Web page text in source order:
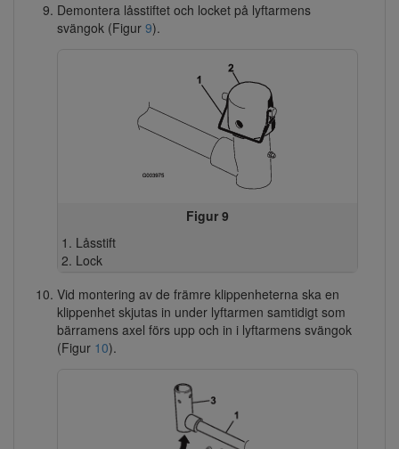
Demontera låsstiftet och locket på lyftarmens
svängok (Figur 9).
Figur 9
Låsstift
Lock
Vid montering av de främre klippenheterna ska en
klippenhet skjutas in under lyftarmen samtidigt som
bärramens axel förs upp och in i lyftarmens svängok
(Figur 10).